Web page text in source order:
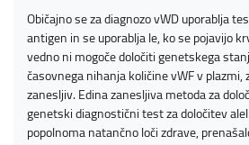
Običajno se za diagnozo vWD uporablja
antigen in se uporablja le, ko se pojavijo
vedno ni mogoče določiti genetskega
časovnega nihanja količine vWF v plazmi,
zanesljiv. Edina zanesljiva metoda za
genetski diagnostični test za določitev
popolnoma natančno loči zdrave,